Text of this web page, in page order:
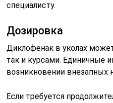
специалисту.
Дозировка
Диклофенак в уколах
так и курсами. Единичные
возникновении внезапных
Если требуется